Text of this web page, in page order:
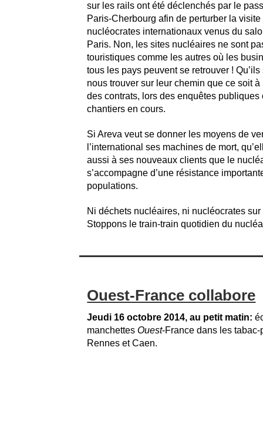
sur les rails ont été déclenchés par le
Paris-Cherbourg afin de perturber la visite
nucléocrates internationaux venus du
Paris. Non, les sites nucléaires ne sont
touristiques comme les autres où les
tous les pays peuvent se retrouver ! Qu’ils
nous trouver sur leur chemin que ce soit
des contrats, lors des enquêtes publiques
chantiers en cours.
Si Areva veut se donner les moyens de
l’international ses machines de mort,
aussi à ses nouveaux clients que le
s’accompagne d’une résistance
populations.
Ni déchets nucléaires, ni nucléocrates
Stoppons le train-train quotidien du
Ouest-France collabore
Jeudi 16 octobre 2014, au petit matin:
manchettesOuest-France dans les tabac-
Rennes et Caen.